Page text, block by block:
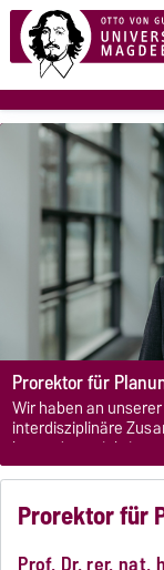
Prorektor für
Wir haben an
interdisziplinäre
besonders wichtig.
Prorektor für